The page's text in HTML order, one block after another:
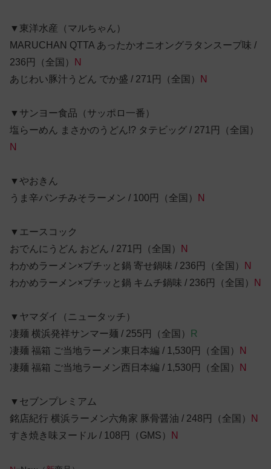
▼東洋水産（マルちゃん）
MARUCHAN QTTA あったかオニオングラタンスープ味 /
236円（全国）
N
あじわい豚汁うどん でか盛 / 271円（全国）
N
▼サンヨー食品（サッポロ一番）
塩らーめん まさかのうどん!? タテビッグ / 271円（全国）
N
▼やおきん
うま辛パンチみそラーメン / 100円（全国）
N
▼エースコック
おでんにうどん おどん / 271円（全国）
N
わかめラーメン×プチッと鍋 寄せ鍋味 / 236円（全国）
N
わかめラーメン×プチッと鍋 キムチ鍋味 / 236円（全国）
N
▼ヤマダイ（ニュータッチ）
凄麺 横浜発祥サンマー麺 / 255円（全国）
R
凄麺 福箱 ご当地ラーメン東日本編 / 1,530円（全国）
N
凄麺 福箱 ご当地ラーメン西日本編 / 1,530円（全国）
N
▼セブンプレミアム
銘店紀行 横浜ラーメン六角家 豚骨醤油 / 248円（全国）
N
すき焼き味ヌードル / 108円（GMS）
N